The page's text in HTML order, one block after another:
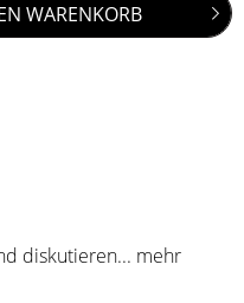
WARENKORB
diskutieren... mehr